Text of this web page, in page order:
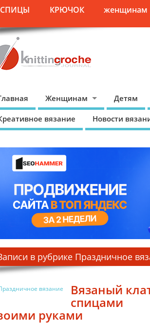
СПИЦЫ КРЮЧОК женщинам
Женщинам Детям
вязание Новости
в рубрике Праздничное
Вязаный
спицами
руками